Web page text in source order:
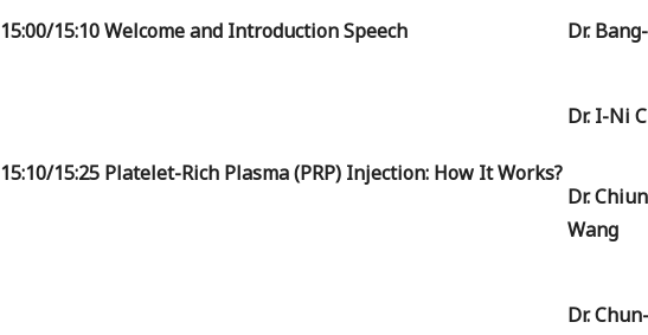
15:00/15:10Welcome and Introduction Speech Dr.
15:10/15:25 Platelet-Rich Plasma (PRP) Injection: How It Works?
Dr. I-Ni
Dr.
Wang
Dr.